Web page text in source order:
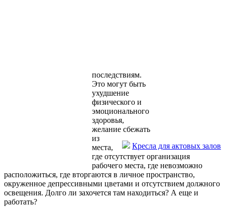
Кресла для актовых залов
последствиям.
Это могут быть
ухудшение
физического и
эмоционального
здоровья,
желание сбежать
из
места,
где отсутствует организация
рабочего места, где невозможно
расположиться, где вторгаются в личное пространство,
окруженное депрессивными цветами и отсутствием должного
освещения. Долго ли захочется там находиться? А еще и
работать?